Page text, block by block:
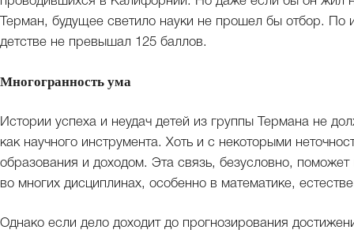
Терман, будущее светило науки не прошел бы отбор.
детстве не превышал 125 баллов.
Многогранность ума
Истории успеха и неудач детей из группы Термана не
как научного инструмента. Хоть и с некоторыми
образования и доходом. Эта связь, безусловно,
во многих дисциплинах, особенно в математике,
Однако если дело доходит до прогнозирования